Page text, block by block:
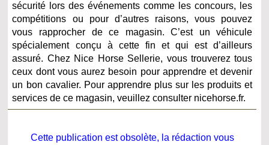
sécurité lors des événements comme les concours, les
compétitions ou pour d’autres raisons, vous pouvez
vous rapprocher de ce magasin. C’est un véhicule
spécialement conçu à cette fin et qui est d’ailleurs
assuré. Chez Nice Horse Sellerie, vous trouverez tous
ceux dont vous aurez besoin pour apprendre et devenir
un bon cavalier. Pour apprendre plus sur les produits et
services de ce magasin, veuillez consulter nicehorse.fr.
Cette publication est obsolète, la rédaction vous